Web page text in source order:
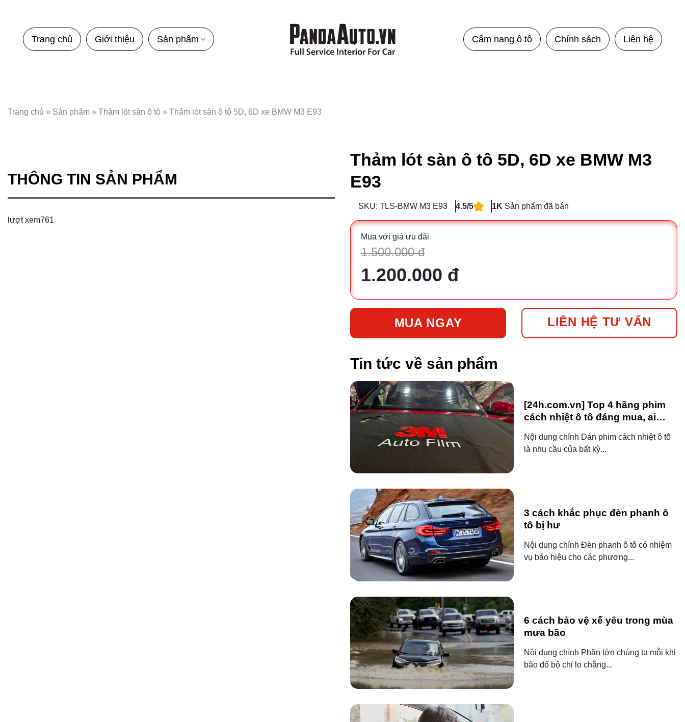
Trang chủ Giới thiệu Sản phẩm Cẩm nang ô tô Chính sách Liên hệ
Trang chủ » Sản phẩm » Thảm lót sàn ô tô » Thảm lót sàn ô tô 5D, 6D xe BMW M3 E93
THÔNG TIN SẢN PHẨM
lượt xem761
Thảm lót sàn ô tô 5D, 6D xe BMW M3
E93
SKU: TLS-BMW M3 E93 4.5/5 1K Sản phẩm đã bán
Mua với giá ưu đãi
1.500.000 đ
1.200.000 đ
MUA NGAY LIÊN HỆ TƯ VẤN
Tin tức về sản phẩm
[24h.com.vn] Top 4 hãng phim
cách nhiệt ô tô đáng mua, ai
Nội dung chính Dán phim cách nhiệt ô tô
là nhu cầu của bất kỳ...
3 cách khắc phục đèn phanh ô
tô bị hư
Nội dung chính Đèn phanh ô tô có nhiệm
vụ báo hiệu cho các phương...
6 cách bảo vệ xế yêu trong mùa
mưa bão
Nội dung chính Phần lớn chúng ta mỗi khi
bão đổ bộ chỉ lo chằng...